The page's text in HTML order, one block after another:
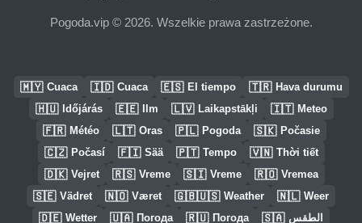
Pogoda.vip © 2026. Wszelkie prawa zastrzeżone.
🇲🇾 Cuaca 🇮🇩 Cuaca 🇪🇸 El tiempo 🇹🇷 Hava durumu
🇭🇺 Időjárás 🇪🇪 Ilm 🇱🇻 Laikapstākļi 🇮🇹 Meteo
🇫🇷 Météo 🇱🇹 Oras 🇵🇱 Pogoda 🇸🇰 Počasie
🇨🇿 Počasí 🇫🇮 Sää 🇵🇹 Tempo 🇻🇳 Thời tiết
🇩🇰 Vejret 🇷🇸 Vreme 🇸🇮 Vreme 🇷🇴 Vremea
🇸🇪 Vädret 🇳🇴 Været 🇬🇧🇺🇸 Weather 🇳🇱 Weer
🇩🇪 Wetter 🇺🇦 Погода 🇷🇺 Погода 🇸🇦 الطقس